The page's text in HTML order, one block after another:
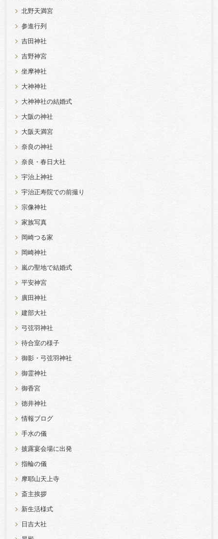
北野天満宮
参進行列
吉田神社
吉野神宮
坐摩神社
大神神社
大神神社の結婚式
大阪の神社
大阪天満宮
奈良の神社
奈良・春日大社
宇治上神社
宇治正寿院での前撮り
宗像神社
家族写真
岡崎つる家
岡崎神社
嵐の聖地で結婚式
平安神宮
廣田神社
建部大社
弓弦羽神社
待合室の様子
御影・弓弦羽神社
御霊神社
御香宮
徳井神社
情報ブログ
手水の儀
披露宴会場に出発
指輪の儀
摩耶山天上寺
斎主挨拶
新生活様式
日吉大社